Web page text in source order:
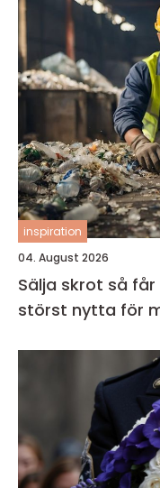
inspiration
04. August 2026
Sälja skrot så får du bäst betalt och gör
störst nytta för